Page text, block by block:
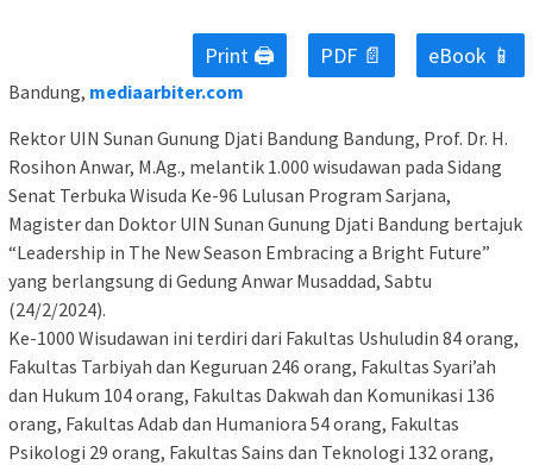
Print 🖨 PDF 📄 eBook 📱
Bandung, mediaarbiter.com
Rektor UIN Sunan Gunung Djati Bandung Bandung, Prof. Dr. H.
Rosihon Anwar, M.Ag., melantik 1.000 wisudawan pada Sidang
Senat Terbuka Wisuda Ke-96 Lulusan Program Sarjana,
Magister dan Doktor UIN Sunan Gunung Djati Bandung bertajuk
“Leadership in The New Season Embracing a Bright Future”
yang berlangsung di Gedung Anwar Musaddad, Sabtu
(24/2/2024).
Ke-1000 Wisudawan ini terdiri dari Fakultas Ushuludin 84 orang,
Fakultas Tarbiyah dan Keguruan 246 orang, Fakultas Syari’ah
dan Hukum 104 orang, Fakultas Dakwah dan Komunikasi 136
orang, Fakultas Adab dan Humaniora 54 orang, Fakultas
Psikologi 29 orang, Fakultas Sains dan Teknologi 132 orang,